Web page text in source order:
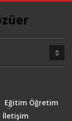
Eğitim Öğretim
İletişim